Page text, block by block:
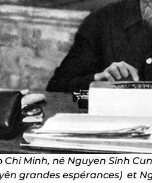
Minh, né Nguyen Sinh
grandes espérances) et